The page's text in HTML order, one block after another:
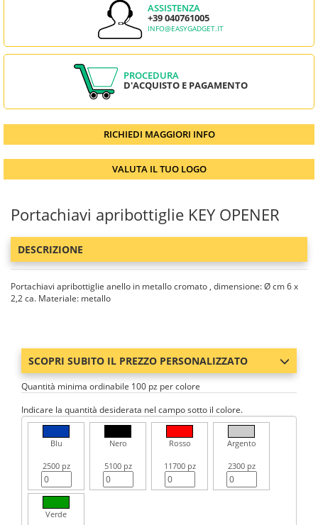
ASSISTENZA
+39 040761005
INFO@EASYGADGET.IT
PROCEDURA
D'ACQUISTO E PAGAMENTO
RICHIEDI MAGGIORI INFO
VALUTA IL TUO LOGO
Portachiavi apribottiglie KEY OPENER
DESCRIZIONE
Portachiavi apribottiglie anello in metallo cromato , dimensione: Ø cm 6 x
2,2 ca. Materiale: metallo
SCOPRI SUBITO IL PREZZO PERSONALIZZATO
Quantità minima ordinabile 100 pz per colore
Indicare la quantità desiderata nel campo sotto il colore.
Blu
2500 pz
Nero
5100 pz
Rosso
11700 pz
Argento
2300 pz
Verde